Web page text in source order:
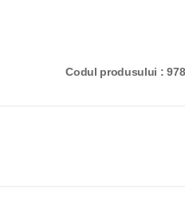
Codul produsului :